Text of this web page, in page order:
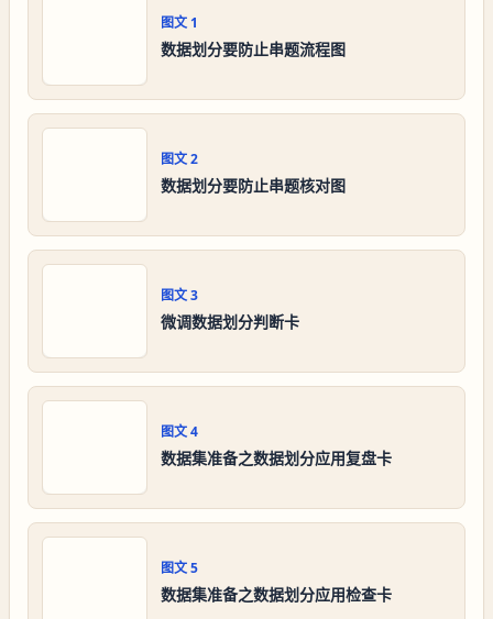
图文 1
数据划分要防止串题流程图
图文2
数据划分要防止串题核对图
图文3
微调数据划分判断卡
图文4
数据集准备之数据划分应用复盘卡
图文5
数据集准备之数据划分应用检查卡